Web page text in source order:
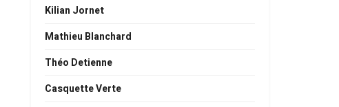
Kilian Jornet
Mathieu Blanchard
Théo Detienne
Casquette Verte